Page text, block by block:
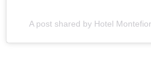
A post shared by Hotel